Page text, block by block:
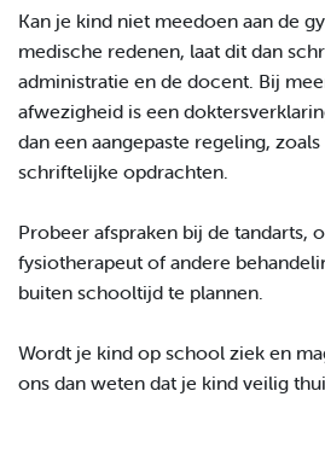
Kan je kind niet meedoen aan de
medische redenen, laat dit dan
administratie en de docent. Bij
afwezigheid is een
dan een aangepaste regeling,
schriftelijke opdrachten.
Probeer afspraken bij de tandarts,
fysiotherapeut of andere
buiten schooltijd te plannen.
Wordt je kind op school ziek en
ons dan weten dat je kind veilig